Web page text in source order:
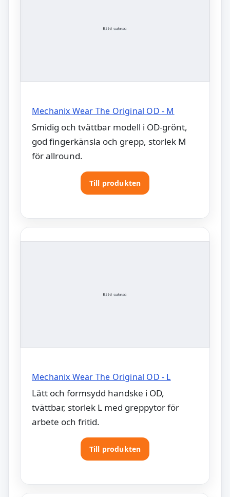
Mechanix Wear The Original OD - M
Smidig och tvättbar modell i OD-grönt,
god fingerkänsla och grepp, storlek M
för allround.
Till produkten
Mechanix Wear The Original OD - L
Lätt och formsydd handske i OD,
tvättbar, storlek L med greppytor för
arbete och fritid.
Till produkten